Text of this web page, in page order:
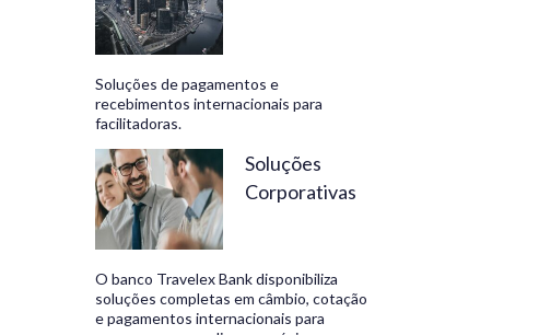
Soluções de pagamentos e
recebimentos internacionais para
facilitadoras.
Soluções
Corporativas
O banco Travelex Bank disponibiliza
soluções completas em câmbio, cotação
e pagamentos internacionais para